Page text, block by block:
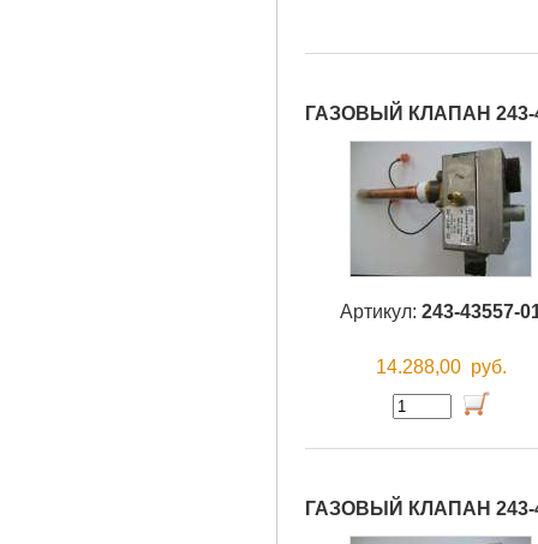
ГАЗОВЫЙ КЛАПАН 243-
Артикул: 243-43557-
14.288,00 руб.
ГАЗОВЫЙ КЛАПАН 243-